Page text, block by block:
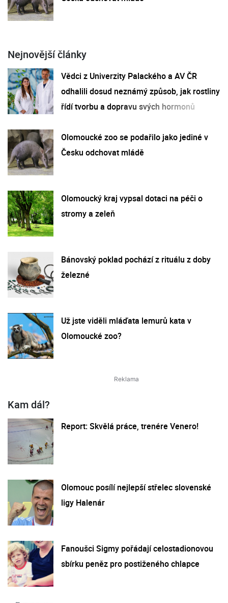
Nejnovější články
Vědci z Univerzity Palackého a AV ČR
odhalili dosud neznámý způsob, jak rostliny
řídí tvorbu a dopravu svých hormonů
Olomoucké zoo se podařilo jako jediné v
Česku odchovat mládě
Olomoucký kraj vypsal dotaci na péči o
stromy a zeleň
Bánovský poklad pochází z rituálu z doby
železné
Už jste viděli mláďata lemurů kata v
Olomoucké zoo?
Kam dál?
Report: Skvělá práce, trenére Venero!
Olomouc posílí nejlepší střelec slovenské
ligy Halenár
Fanoušci Sigmy pořádají celostadionovou
sbírku peněz pro postiženého chlapce